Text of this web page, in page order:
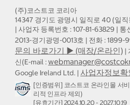
(주)코스트코 코리아
14347 경기도 광명시 일직로 40 (일
| 사업자 등록번호 : 107-81-63829 | 통
2013-경기광명-0013호 | 전화 : 1899-
문의 바로가기 ▶ (매장/온라인) |
신(E-mail :
Google Ireland Ltd. | 사업자정보확
[인증범위] 코스트코 온라인몰 서
리적 인프라 제외)
[유효기간] 2024.10.20 - 2027.10.19